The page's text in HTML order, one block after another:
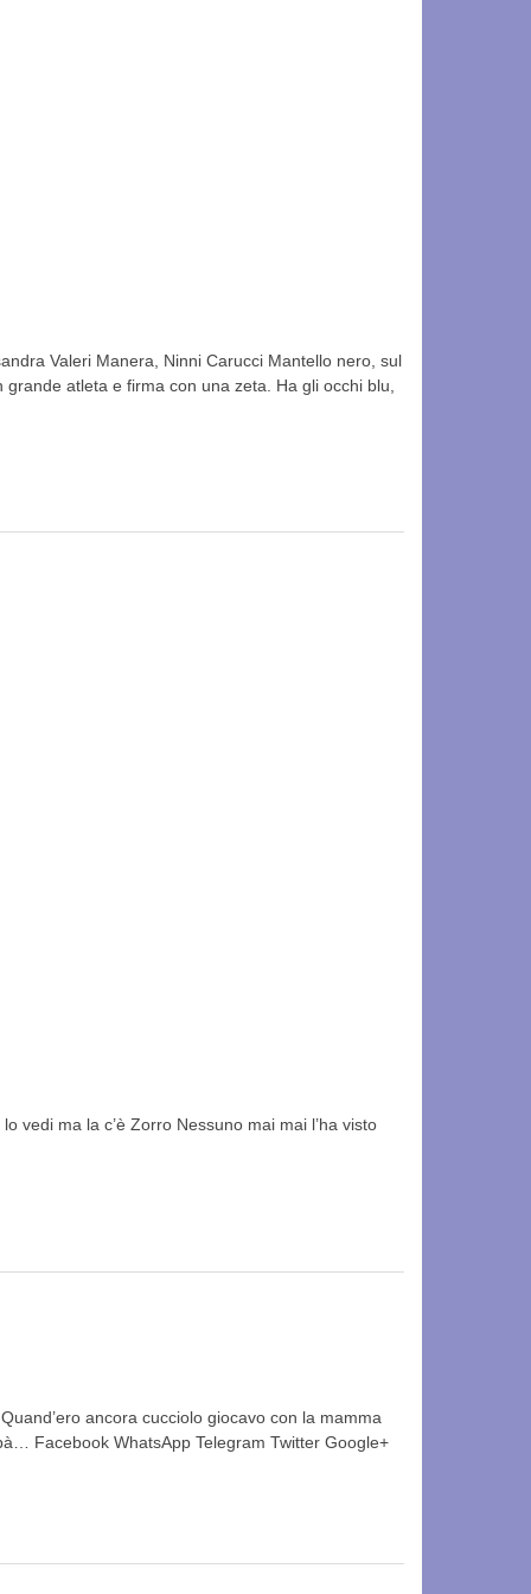
Valeri Manera, Ninni Carucci Mantello nero, sul
atleta e firma con una zeta. Ha gli occhi blu,
vedi ma la c’è Zorro Nessuno mai mai l’ha visto
ancora cucciolo giocavo con la mamma
Facebook WhatsApp Telegram Twitter Google+